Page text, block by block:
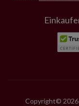
Copyright© 2026